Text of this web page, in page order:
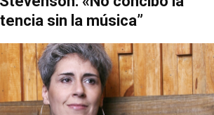
sin la música”